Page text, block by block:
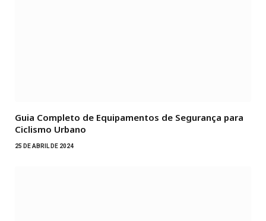
Guia Completo de Equipamentos de Segurança para
Ciclismo Urbano
25 DE ABRIL DE 2024